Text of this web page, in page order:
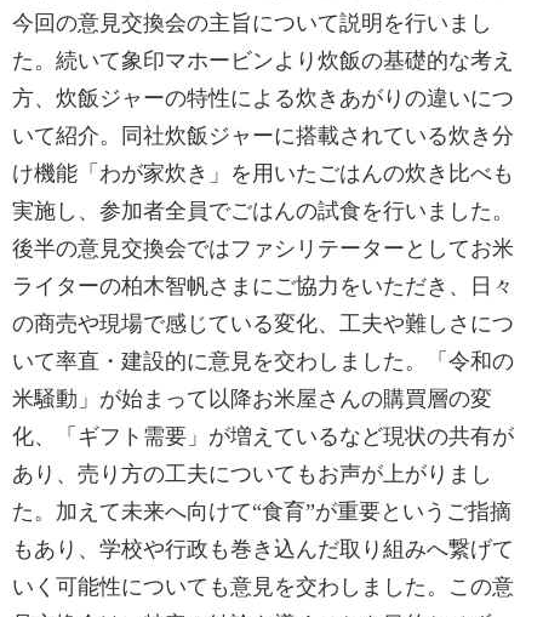
今回の意見交換会の主旨について説明を行いまし
た。続いて象印マホービンより炊飯の基礎的な考え
方、炊飯ジャーの特性による炊きあがりの違いにつ
いて紹介。同社炊飯ジャーに搭載されている炊き分
け機能「わが家炊き」を用いたごはんの炊き比べも
実施し、参加者全員でごはんの試食を行いました。
後半の意見交換会ではファシリテーターとしてお米
ライターの柏木智帆さまにご協力をいただき、日々
の商売や現場で感じている変化、工夫や難しさにつ
いて率直・建設的に意見を交わしました。「令和の
米騒動」が始まって以降お米屋さんの購買層の変
化、「ギフト需要」が増えているなど現状の共有が
あり、売り方の工夫についてもお声が上がりまし
た。加えて未来へ向けて“食育”が重要というご指摘
もあり、学校や行政も巻き込んだ取り組みへ繋げて
いく可能性についても意見を交わしました。この意